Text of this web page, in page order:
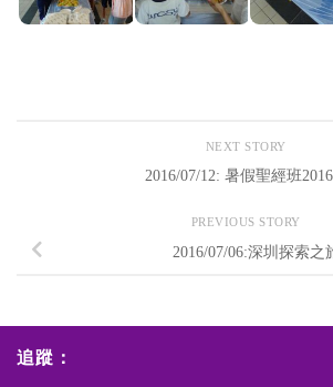
NEXT STORY
2016/07/12: 暑假聖經班2016
PREVIOUS STORY
2016/07/06:深圳探索之
追蹤：